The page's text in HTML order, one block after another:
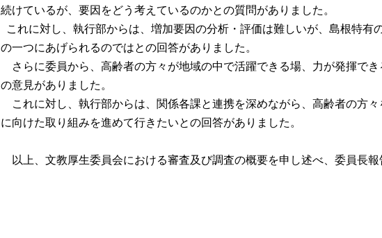
続けているが、要因をどう考えているのかとの質問がありました。
これに対し、執行部からは、増加要因の分析・評価は難しいが、島根特有
の一つにあげられるのではとの回答がありました。
さらに委員から、高齢者の方々が地域の中で活躍できる場、力が発揮で
の意見がありました。
これに対し、執行部からは、関係各課と連携を深めながら、高齢者の方
に向けた取り組みを進めて行きたいとの回答がありました。
以上、文教厚生委員会における審査及び調査の概要を申し述べ、委員長報